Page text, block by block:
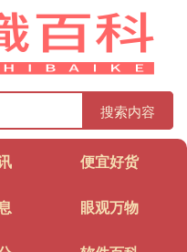
搜索内容
便宜好货
眼观万物